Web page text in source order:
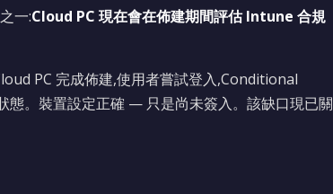
一:Cloud PC 現在會在佈建期間評估 Intune 合規
PC 完成佈建,使用者嘗試登入,Conditional
態。裝置設定正確 — 只是尚未簽入。該缺口現已關